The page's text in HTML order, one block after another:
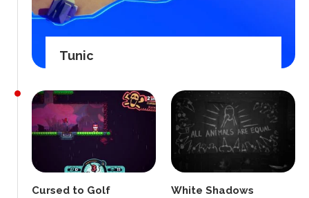
Tunic
Cursed to Golf White Shadows